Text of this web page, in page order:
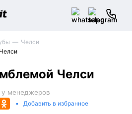
Челси
Челси
• Добавить в избранное